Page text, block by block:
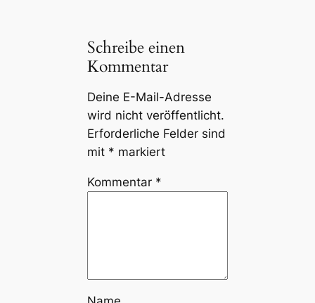
Schreibe einen
Kommentar
Deine E-Mail-Adresse
wird nicht veröffentlicht.
Erforderliche Felder sind
mit * markiert
Kommentar *